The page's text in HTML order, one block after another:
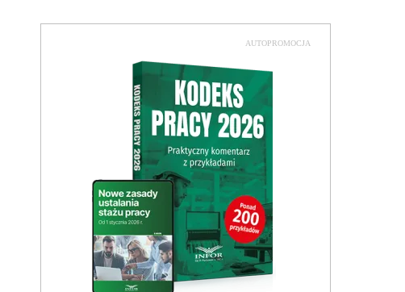
AUTOPROMOCJA